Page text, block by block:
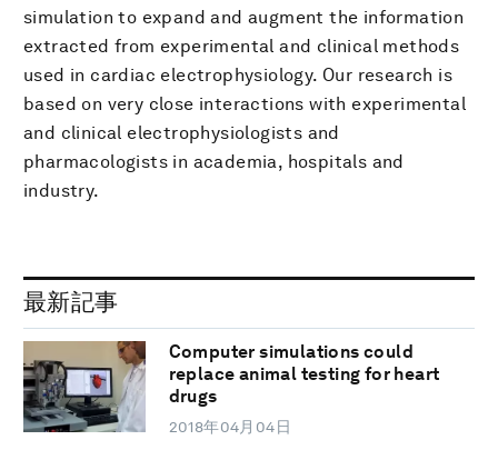
simulation to expand and augment the information
extracted from experimental and clinical methods
used in cardiac electrophysiology. Our research is
based on very close interactions with experimental
and clinical electrophysiologists and
pharmacologists in academia, hospitals and
industry.
最新記事
Computer simulations could
replace animal testing for heart
drugs
2018年04月04日